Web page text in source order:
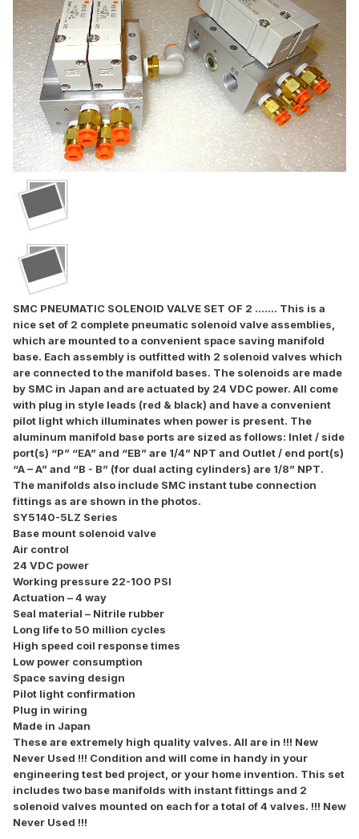
SMC PNEUMATIC SOLENOID VALVE SET OF 2 ....... This is a
nice set of 2 complete pneumatic solenoid valve assemblies,
which are mounted to a convenient space saving manifold
base. Each assembly is outfitted with 2 solenoid valves which
are connected to the manifold bases. The solenoids are made
by SMC in Japan and are actuated by 24 VDC power. All come
with plug in style leads (red & black) and have a convenient
pilot light which illuminates when power is present. The
aluminum manifold base ports are sized as follows: Inlet / side
port(s) “P” “EA” and “EB” are 1/4” NPT and Outlet / end port(s)
“A – A” and “B - B” (for dual acting cylinders) are 1/8” NPT.
The manifolds also include SMC instant tube connection
fittings as are shown in the photos.
SY5140-5LZ Series
Base mount solenoid valve
Air control
24 VDC power
Working pressure 22-100 PSI
Actuation – 4 way
Seal material – Nitrile rubber
Long life to 50 million cycles
High speed coil response times
Low power consumption
Space saving design
Pilot light confirmation
Plug in wiring
Made in Japan
These are extremely high quality valves. All are in !!! New
Never Used !!! Condition and will come in handy in your
engineering test bed project, or your home invention. This set
includes two base manifolds with instant fittings and 2
solenoid valves mounted on each for a total of 4 valves. !!! New
Never Used !!!